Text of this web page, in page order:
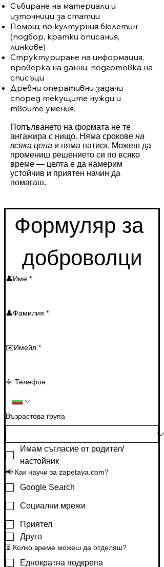
Събиране на материали и
източници за статии
Помощ по културния бюлетин
(подбор, кратки описания,
линкове)
Структуриране на информация,
проверка на данни, подготовка на
списъци
Дребни оперативни задачи
според текущите нужди и
твоите умения.
Попълването на формата не те
ангажира с нищо. Няма срокове на
всяка цена и няма натиск. Можеш да
промениш решението си по всяко
време — целта е да намерим
устойчив и приятен начин да
помагаш.
Формуляр за
доброволци
👤Име *
👤Фамилия *
✉️Имейл *
📳 Телефон
Възрастова група
Имам съгласие от родител/
настойник
📢 Как научи за zapetaya.com?
Google Search
Социални мрежи
Приятел
Друго
⏳ Колко време можеш да отделяш?
Еднократна подкрепа